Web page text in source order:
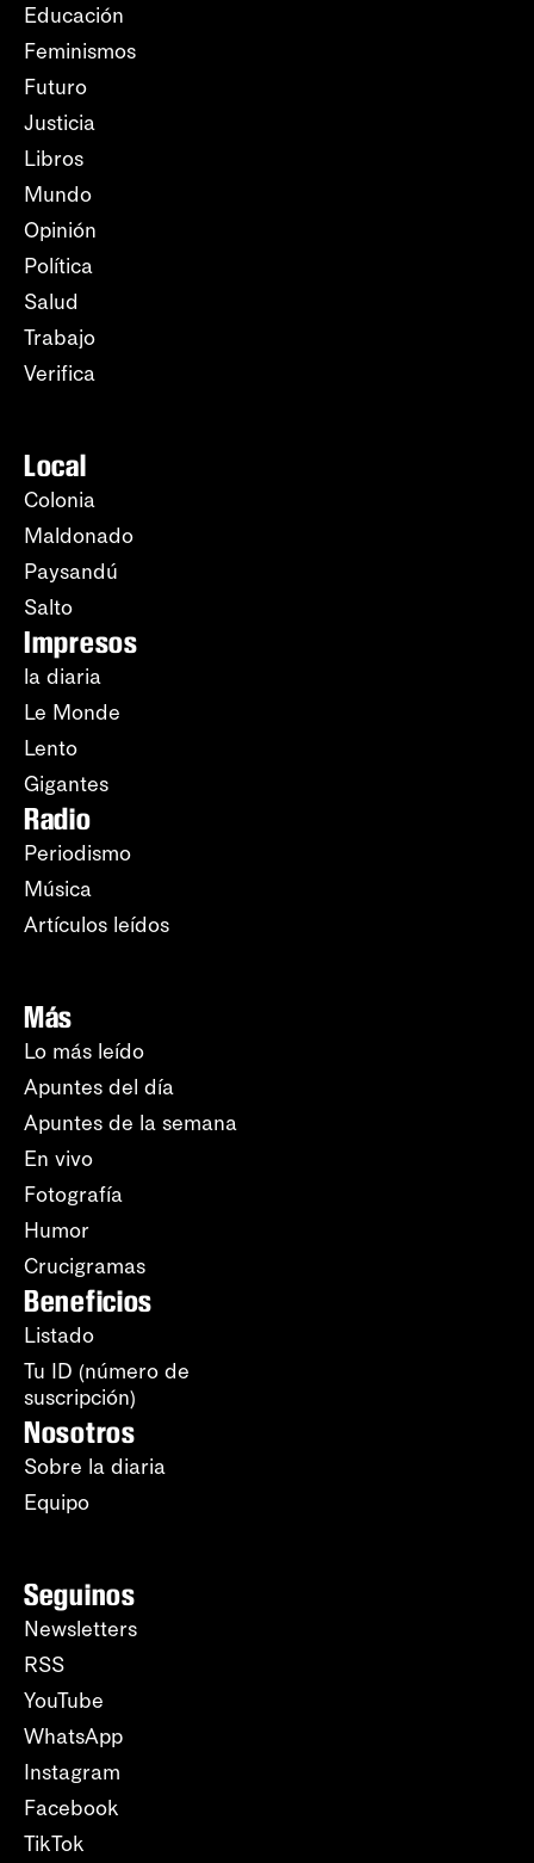
Educación
Feminismos
Futuro
Justicia
Libros
Mundo
Opinión
Política
Salud
Trabajo
Verifica
Local
Colonia
Maldonado
Paysandú
Salto
Impresos
la diaria
Le Monde
Lento
Gigantes
Radio
Periodismo
Música
Artículos leídos
Más
Lo más leído
Apuntes del día
Apuntes de la semana
En vivo
Fotografía
Humor
Crucigramas
Beneficios
Listado
Tu ID (número de
suscripción)
Nosotros
Sobre la diaria
Equipo
Seguinos
Newsletters
RSS
YouTube
WhatsApp
Instagram
Facebook
TikTok